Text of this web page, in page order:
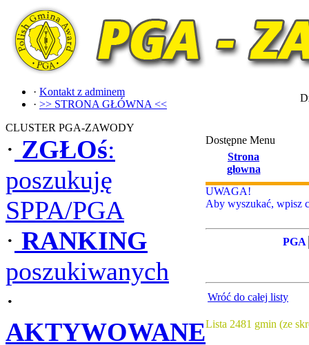
· Kontakt z adminem
· >> STRONA GŁÓWNA <<
CLUSTER PGA-ZAWODY
· ZGŁOś:
poszukuję
SPPA/PGA
· RANKING
poszukiwanych
·
AKTYWOWANE
Dostępne Menu
Strona
głowna
UWAGA!
Aby wyszukać, wpisz
PGA
Wróć do całej listy
Lista 2481 gmin (ze